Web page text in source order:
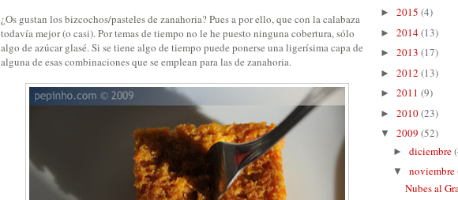
¿Os gustan los bizcochos/pasteles de zanahoria? Pues a por ello, que con la calabaza
todavía mejor (o casi). Por temas de tiempo no le he puesto ninguna cobertura, sólo
algo de azúcar glasé. Si se tiene algo de tiempo puede ponerse una ligerísima capa de
alguna de esas combinaciones que se emplean para las de zanahoria.
► 2015 (4)
► 2014(13)
► 2013 (17)
► 2012 (13)
► 2011 (9)
► 2010(23)
▼ 2009 (52)
► diciembre
▼ noviembre
Nubes al